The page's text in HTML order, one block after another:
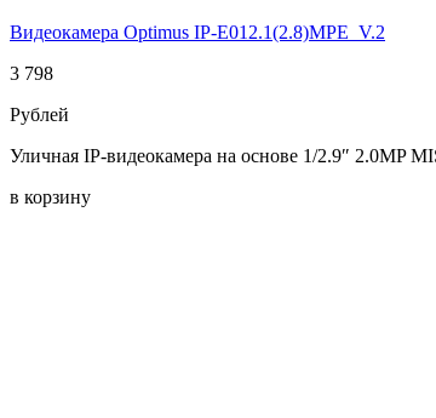
Видеокамера Optimus IP-E012.1(2.8)MPE_V.2
3 798
Рублей
Уличная IP-видеокамера на основе 1/2.9″ 2.0MP
в корзину